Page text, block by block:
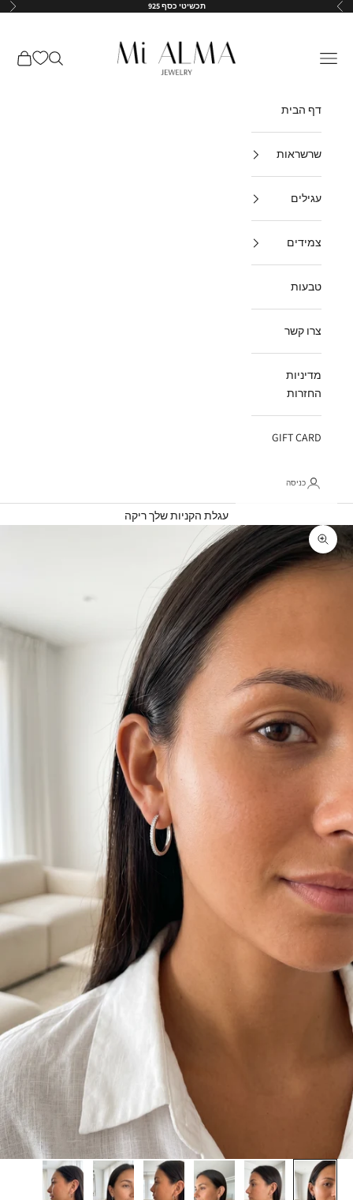
דילוג לתוכן
הקודם תכשיטי כסף 925 הבא
Mi-Alma-il
תפריט חיפוש עגלת
דף הבית
שרשראות
עגילים
צמידים
טבעות
צרו קשר
מדיניות
החזרות
GIFT CARD
כניסה
עגלת הקניות שלך ריקה
תקריב